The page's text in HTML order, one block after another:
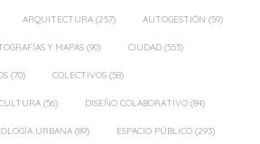
ARQUITECTURA (257) AUTOGESTIÓN (59)
Y MAPAS (90) CIUDAD (553)
(70) COLECTIVOS (58)
(56) DISEÑO COLABORATIVO (84)
URBANA (89) ESPACIO PÚBLICO (293)